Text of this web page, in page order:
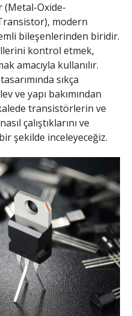
(Metal-Oxide-
modern
bileşenlerinden biridir.
kontrol etmek,
amacıyla kullanılır.
sıkça
ve yapı bakımından
transistörlerin ve
çalıştıklarını ve
şekilde inceleyeceğiz.